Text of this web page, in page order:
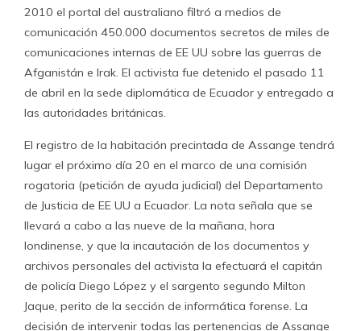
2010 el portal del australiano filtró a medios de
comunicación 450.000 documentos secretos de miles de
comunicaciones internas de EE UU sobre las guerras de
Afganistán e Irak. El activista fue detenido el pasado 11
de abril en la sede diplomática de Ecuador y entregado a
las autoridades británicas.
El registro de la habitación precintada de Assange tendrá
lugar el próximo día 20 en el marco de una comisión
rogatoria (petición de ayuda judicial) del Departamento
de Justicia de EE UU a Ecuador. La nota señala que se
llevará a cabo a las nueve de la mañana, hora
londinense, y que la incautación de los documentos y
archivos personales del activista la efectuará el capitán
de policía Diego López y el sargento segundo Milton
Jaque, perito de la sección de informática forense. La
decisión de intervenir todas las pertenencias de Assange